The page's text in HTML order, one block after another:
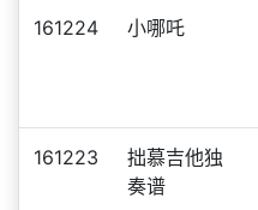
161224 小哪吒
161223
拙慕吉他独
奏谱